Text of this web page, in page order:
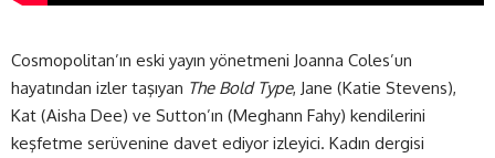
Cosmopolitan’ın eski yayın yönetmeni Joanna Coles’un
hayatından izler taşıyan The Bold Type, Jane (Katie Stevens),
Kat (Aisha Dee) ve Sutton’ın (Meghann Fahy) kendilerini
keşfetme serüvenine davet ediyor izleyici. Kadın dergisi